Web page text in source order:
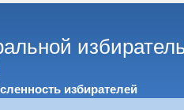
избирателей